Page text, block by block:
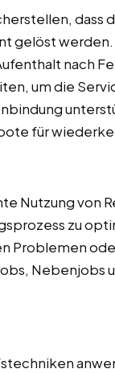
dass
gelöst werden.
nach
um die
für
Nutzung von
zu
Problemen
Nebenjobs